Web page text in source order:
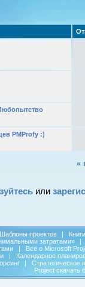
PMProfy :)
«
или
Шаблоны проектов |
Книги
затратами»
|
|
Все о Microsoft
|
Календарное
|
Стратегическое
Project скачать